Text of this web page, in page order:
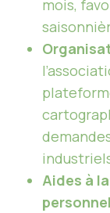
mois,
Aides à